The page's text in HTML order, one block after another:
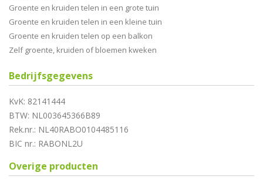
Groente en kruiden telen in een grote tuin
Groente en kruiden telen in een kleine tuin
Groente en kruiden telen op een balkon
Zelf groente, kruiden of bloemen kweken
Bedrijfsgegevens
KvK: 82141444
BTW: NL003645366B89
Rek.nr.: NL40RABO0104485116
BIC nr.: RABONL2U
Overige producten